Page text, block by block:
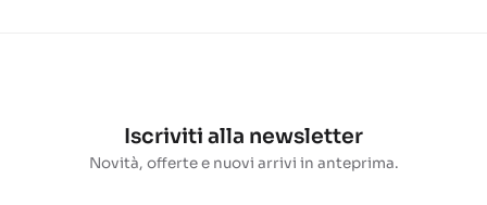
Iscriviti alla newsletter
Novità, offerte e nuovi arrivi in anteprima.